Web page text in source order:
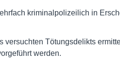
kriminalpolizeilich in
versuchten Tötungsdelikts
werden.